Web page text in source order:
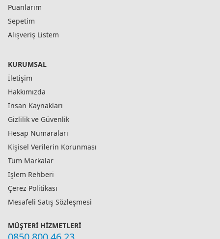
Puanlarım
Sepetim
Alışveriş Listem
KURUMSAL
İletişim
Hakkımızda
İnsan Kaynakları
Gizlilik ve Güvenlik
Hesap Numaraları
Kişisel Verilerin Korunması
Tüm Markalar
İşlem Rehberi
Çerez Politikası
Mesafeli Satış Sözleşmesi
MÜŞTERI HIZMETLERI